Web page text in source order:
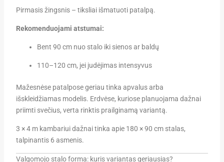
Pirmasis žingsnis – tiksliai išmatuoti patalpą.
Rekomenduojami atstumai:
Bent 90 cm nuo stalo iki sienos ar baldų
110–120 cm, jei judėjimas intensyvus
Mažesnėse patalpose geriau tinka apvalus arba
išskleidžiamas modelis. Erdvėse, kuriose planuojama dažnai
priimti svečius, verta rinktis prailginamą variantą.
3 × 4 m kambariui dažnai tinka apie 180 × 90 cm stalas,
talpinantis 6 asmenis.
Valgomojo stalo forma: kuris variantas geriausias?